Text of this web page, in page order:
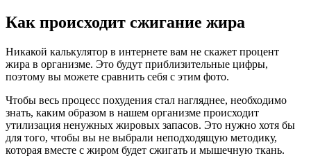
Как происходит сжигание жира
Никакой калькулятор в интернете вам не скажет процент
жира в организме. Это будут приблизительные цифры,
поэтому вы можете сравнить себя с этим фото.
Чтобы весь процесс похудения стал нагляднее, необходимо
знать, каким образом в нашем организме происходит
утилизация ненужных жировых запасов. Это нужно хотя бы
для того, чтобы вы не выбрали неподходящую методику,
которая вместе с жиром будет сжигать и мышечную ткань.